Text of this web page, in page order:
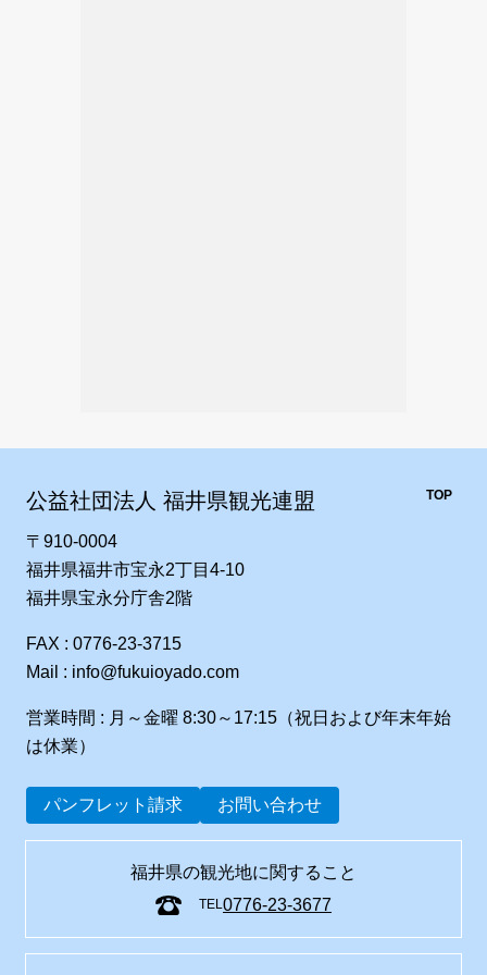
公益社団法人 福井県観光連盟
〒910-0004
福井県福井市宝永2丁目4-10
福井県宝永分庁舎2階
FAX : 0776-23-3715
Mail : info@fukuioyado.com
営業時間 : 月～金曜 8:30～17:15（祝日および年末年始
は休業）
パンフレット請求 お問い合わせ
福井県の観光地に関すること
TEL0776-23-3677
TOP